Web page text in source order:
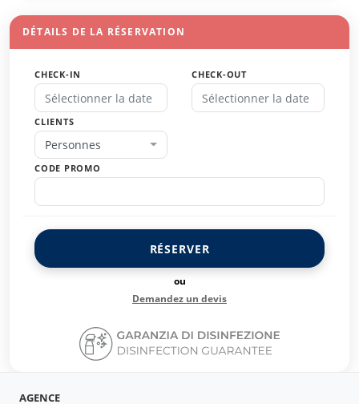
DÉTAILS DE LA RÉSERVATION
CHECK-IN CHECK-OUT
CLIENTS
Personnes
CODE PROMO
RÉSERVER
ou
Demandez un devis
AGENCE